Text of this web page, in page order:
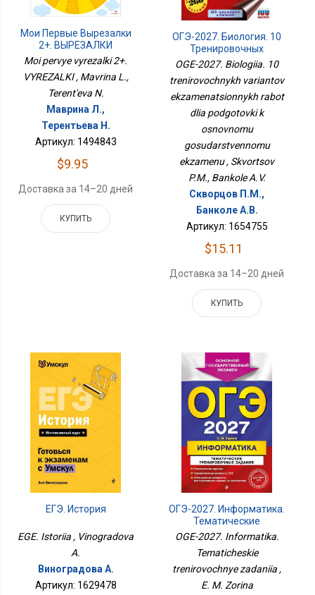
Мои Первые Вырезалки
2+. ВЫРЕЗАЛКИ
Moi pervye vyrezalki 2+.
VYREZALKI , Mavrina L.,
Terent'eva N.
Маврина Л.,
Терентьева Н.
Артикул: 1494843
$9.95
Доставка за 14–20 дней
КУПИТЬ
ОГЭ-2027. Биология. 10
Тренировочных
Вариантов
Экзаменационных
Работ Для Подготовки К
Основному
Государственному
Экзамену
OGE-2027. Biologiia. 10
trenirovochnykh variantov
ekzamenatsionnykh rabot
dlia podgotovki k
osnovnomu
gosudarstvennomu
ekzamenu , Skvortsov
P.M., Bankole A.V.
Скворцов П.М.,
Банколе А.В.
Артикул: 1654755
$15.11
Доставка за 14–20 дней
КУПИТЬ
ЕГЭ. История
EGE. Istoriia , Vinogradova
A.
Виноградова А.
Артикул: 1629478
ОГЭ-2027. Информатика.
Тематические
Тренировочные
OGE-2027. Informatika.
Tematicheskie
trenirovochnye zadaniia ,
E. M. Zorina